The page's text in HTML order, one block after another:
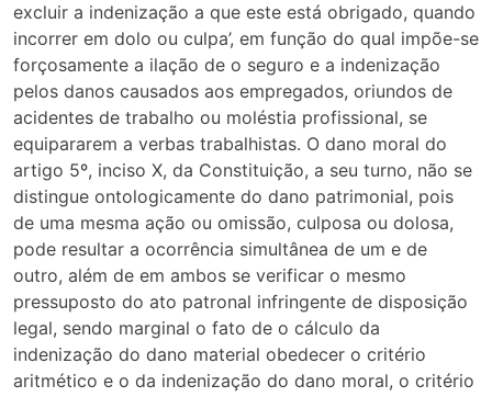
excluir a indenização a que este está obrigado, quando
incorrer em dolo ou culpa’, em função do qual impõe-se
forçosamente a ilação de o seguro e a indenização
pelos danos causados aos empregados, oriundos de
acidentes de trabalho ou moléstia profissional, se
equipararem a verbas trabalhistas. O dano moral do
artigo 5º, inciso X, da Constituição, a seu turno, não se
distingue ontologicamente do dano patrimonial, pois
de uma mesma ação ou omissão, culposa ou dolosa,
pode resultar a ocorrência simultânea de um e de
outro, além de em ambos se verificar o mesmo
pressuposto do ato patronal infringente de disposição
legal, sendo marginal o fato de o cálculo da
indenização do dano material obedecer o critério
aritmético e o da indenização do dano moral, o critério